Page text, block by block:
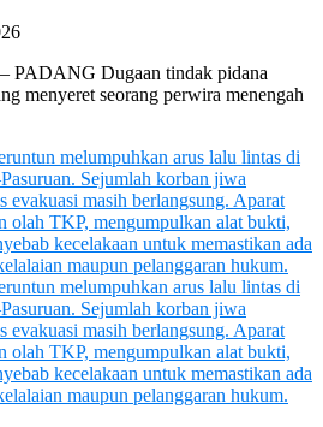
PADANG Dugaan tindak pidana
menyeret seorang perwira menengah